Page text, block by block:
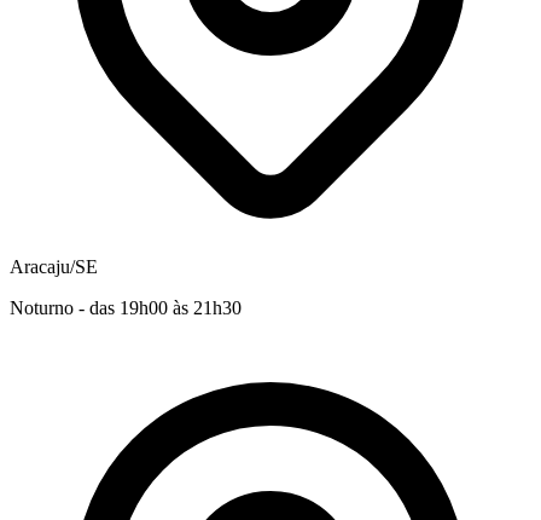
Aracaju/SE
Noturno - das 19h00 às 21h30